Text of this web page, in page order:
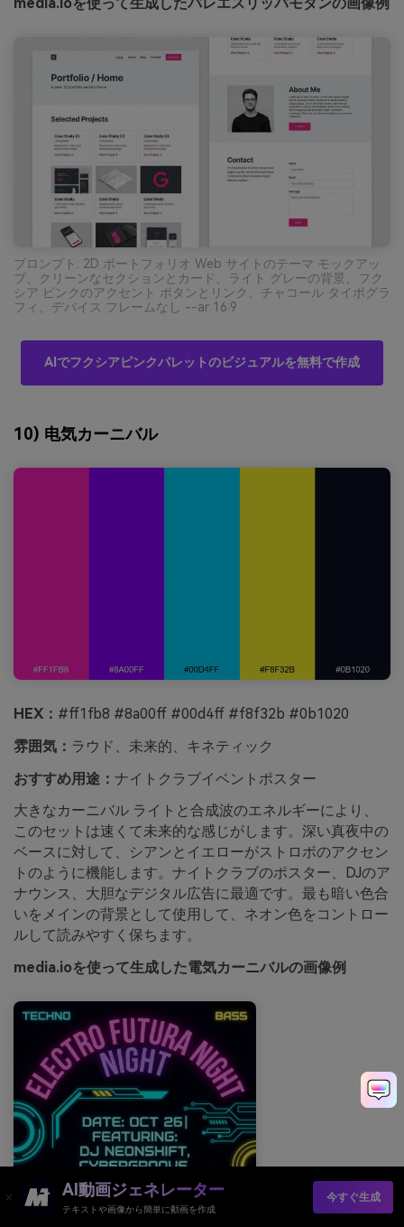
media.ioを使って生成したバレエスリッパモダンの画像例
プロンプト: 2D ポートフォリオ Web サイトのテーマ モックアッ
プ、クリーンなセクションとカード、ライト グレーの背景、フク
シア ピンクのアクセント ボタンとリンク、チャコール タイポグラ
フィ、デバイス フレームなし --ar 16:9
AIでフクシアピンクパレットのビジュアルを無料で作成
10) 电気カーニバル
HEX： #ff1fb8 #8a00ff #00d4ff #f8f32b #0b1020
雰囲気： ラウド、未来的、キネティック
おすすめ用途： ナイトクラブイベントポスター
大きなカーニバル ライトと合成波のエネルギーにより、
このセットは速くて未来的な感じがします。深い真夜中の
ベースに対して、シアンとイエローがストロボのアクセン
トのように機能します。ナイトクラブのポスター、DJのア
ナウンス、大胆なデジタル広告に最適です。最も暗い色合
いをメインの背景として使用して、ネオン色をコントロー
ルして読みやすく保ちます。
media.ioを使って生成した電気カーニバルの画像例
AI動画ジェネレーター
テキストや画像から簡単に動画を作成
今すぐ生成